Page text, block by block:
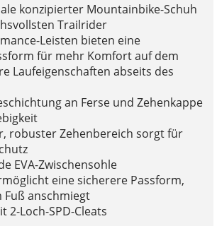
konzipierter Mountainbike-Schuh
Trailrider
Leisten bieten eine
für mehr Komfort auf dem
Laufeigenschaften abseits des
an Ferse und Zehenkappe
robuster Zehenbereich sorgt für
EVA-Zwischensohle
eine sicherere Passform,
Fuß anschmiegt
2-Loch-SPD-Cleats